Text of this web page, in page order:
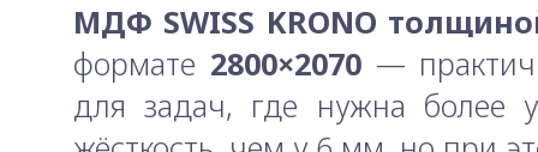
МДФ SWISS KRONO
формате 2800×2070—
для задач, где нужна более